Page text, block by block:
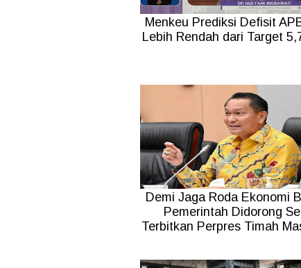
Menkeu Prediksi Defisit
Lebih Rendah dari Target
Demi Jaga Roda Ekonomi
Pemerintah Didorong
Terbitkan Perpres Timah